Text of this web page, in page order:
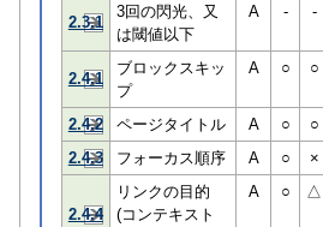
2.3.1
3回の閃光、又
は閾値以下
A - -
2.4.1
ブロックスキッ
プ
A ○ ○
2.4.2 ページタイトル A ○ ○
2.4.3
フォーカス順序 A ○ ×
2.4.4
リンクの目的
(コンテキスト
A ○ △